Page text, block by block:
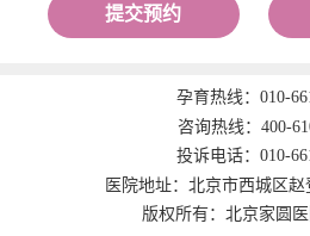
提交预约
孕育热线： 010-
咨询热线： 400-
投诉电话： 010-
医院地址：北京市西城区
版权所有：北京家圆